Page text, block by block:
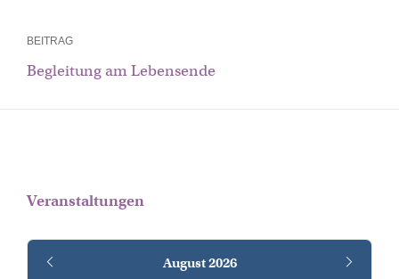
BEITRAG
Begleitung am Lebensende
Veranstaltungen
August2026